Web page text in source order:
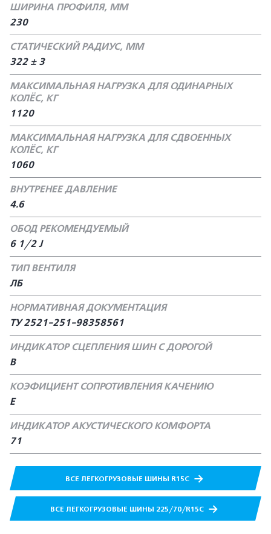
ШИРИНА ПРОФИЛЯ, ММ
230
СТАТИЧЕСКИЙ РАДИУС, ММ
322 ± 3
МАКСИМАЛЬНАЯ НАГРУЗКА ДЛЯ ОДИНАРНЫХ
КОЛЁС, КГ
1120
МАКСИМАЛЬНАЯ НАГРУЗКА ДЛЯ СДВОЕННЫХ
КОЛЁС, КГ
1060
ВНУТРЕНЕЕ ДАВЛЕНИЕ
4.6
ОБОД РЕКОМЕНДУЕМЫЙ
6 1/2 J
ТИП ВЕНТИЛЯ
ЛБ
НОРМАТИВНАЯ ДОКУМЕНТАЦИЯ
ТУ 2521-251-98358561
ИНДИКАТОР СЦЕПЛЕНИЯ ШИН С ДОРОГОЙ
В
КОЭФИЦИЕНТ СОПРОТИВЛЕНИЯ КАЧЕНИЮ
Е
ИНДИКАТОР АКУСТИЧЕСКОГО КОМФОРТА
71
ВСЕ ЛЕГКОГРУЗОВЫЕ ШИНЫ R15C
ВСЕ ЛЕГКОГРУЗОВЫЕ ШИНЫ 225/70/R15C